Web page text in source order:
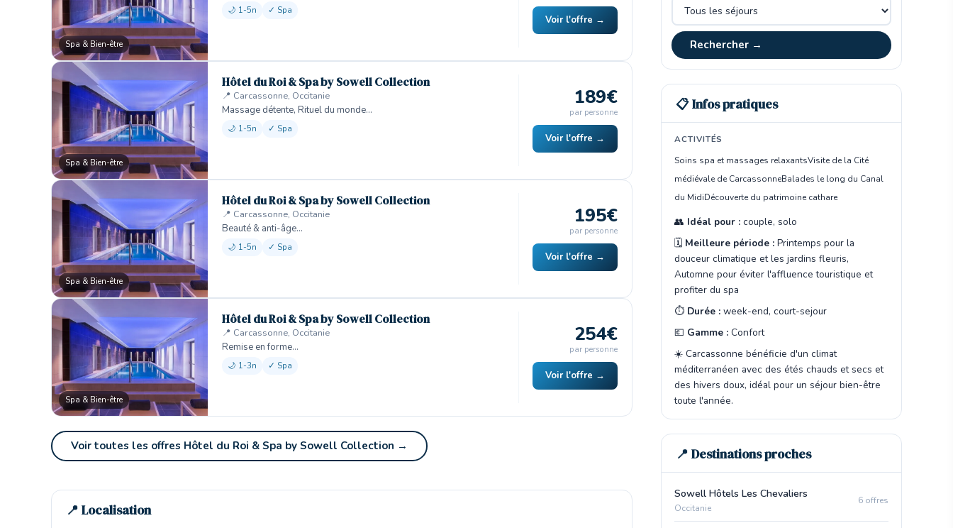
Spa & Bien-être
🌙 1-5n ✓ Spa
Voir l'offre →
Spa & Bien-être
Hôtel du Roi & Spa by Sowell Collection
📍 Carcassonne, Occitanie
Massage détente, Rituel du monde…
🌙 1-5n ✓ Spa
189€
par personne
Voir l'offre →
Spa & Bien-être
Hôtel du Roi & Spa by Sowell Collection
📍 Carcassonne, Occitanie
Beauté & anti-âge…
🌙 1-5n ✓ Spa
195€
par personne
Voir l'offre →
Spa & Bien-être
Hôtel du Roi & Spa by Sowell Collection
📍 Carcassonne, Occitanie
Remise en forme…
🌙 1-3n ✓ Spa
254€
par personne
Voir l'offre →
Voir toutes les offres Hôtel du Roi & Spa by Sowell Collection →
📍 Localisation
Rechercher →
📋 Infos pratiques
ACTIVITÉS
Soins spa et massages relaxantsVisite de la Cité
médiévale de CarcassonneBalades le long du Canal
du MidiDécouverte du patrimoine cathare
👥 Idéal pour : couple, solo
🗓️ Meilleure période : Printemps pour la
douceur climatique et les jardins fleuris,
Automne pour éviter l'affluence touristique et
profiter du spa
⏱️ Durée : week-end, court-sejour
💶 Gamme : Confort
☀️ Carcassonne bénéficie d'un climat
méditerranéen avec des étés chauds et secs et
des hivers doux, idéal pour un séjour bien-être
toute l'année.
📍 Destinations proches
Sowell Hôtels Les Chevaliers
Occitanie
6 offres